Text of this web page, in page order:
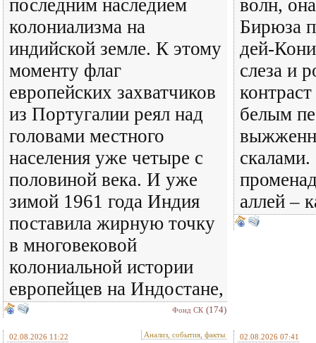
последним наследием
колониализма на
индийской земле. К этому
моменту флаг
европейских захватчиков
из Португалии реял над
головами местного
населения уже четыре с
половиной века. И уже
зимой 1961 года Индия
поставила жирную точку
в многовековой
колониальной истории
европейцев на Индостане,
Фонд СК (174)
волн,
Бирюза
дей-
слеза и
белым
скалами.
аллей –
02.08.2026 11:22 Анализ, события, факты 02.08.2026 07:41